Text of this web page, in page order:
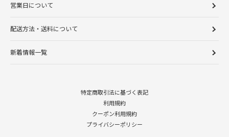
営業日について
配送方法・送料について
新着情報一覧
特定商取引法に基づく表記
利用規約
クーポン利用規約
プライバシーポリシー